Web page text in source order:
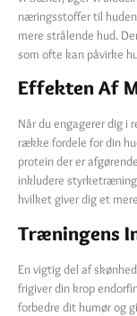
næringsstoffer til
mere strålende hud.
som ofte kan påvirke
Effekten Af
Når du engagerer dig i
række fordele for din
protein der er
inkludere
hvilket giver dig et
Træningens
En vigtig del af
frigiver din krop
forbedre dit humør og